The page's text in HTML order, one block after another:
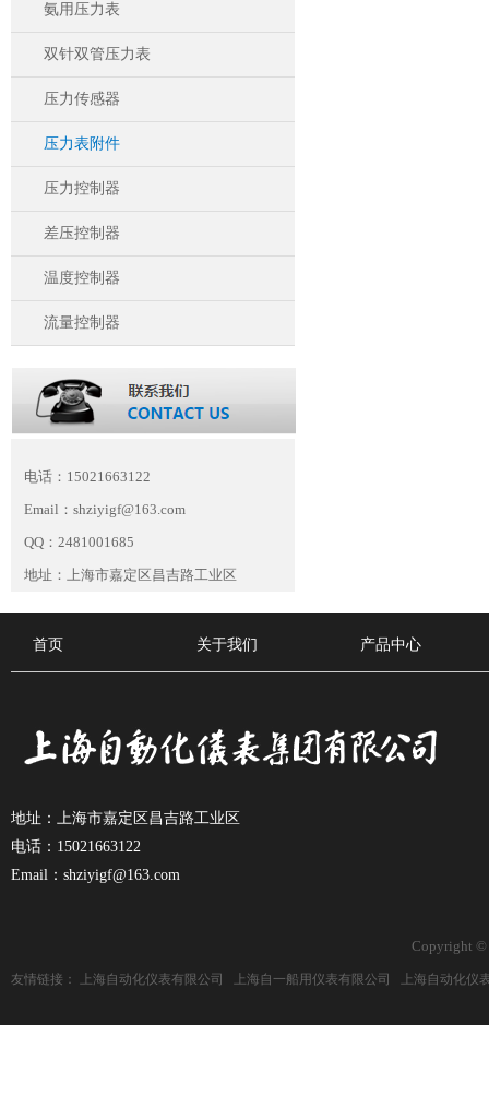
氨用压力表
双针双管压力表
压力传感器
压力表附件
压力控制器
差压控制器
温度控制器
流量控制器
电话：15021663122
Email：shziyigf@163.com
QQ：2481001685
地址：上海市嘉定区昌吉路工业区
首页 关于我们 产品中心
地址：上海市嘉定区昌吉路工业区
电话：15021663122
Email：shziyigf@163.com
Copyright ©
友情链接： 上海自动化仪表有限公司 上海自一船用仪表有限公司 上海自动化仪